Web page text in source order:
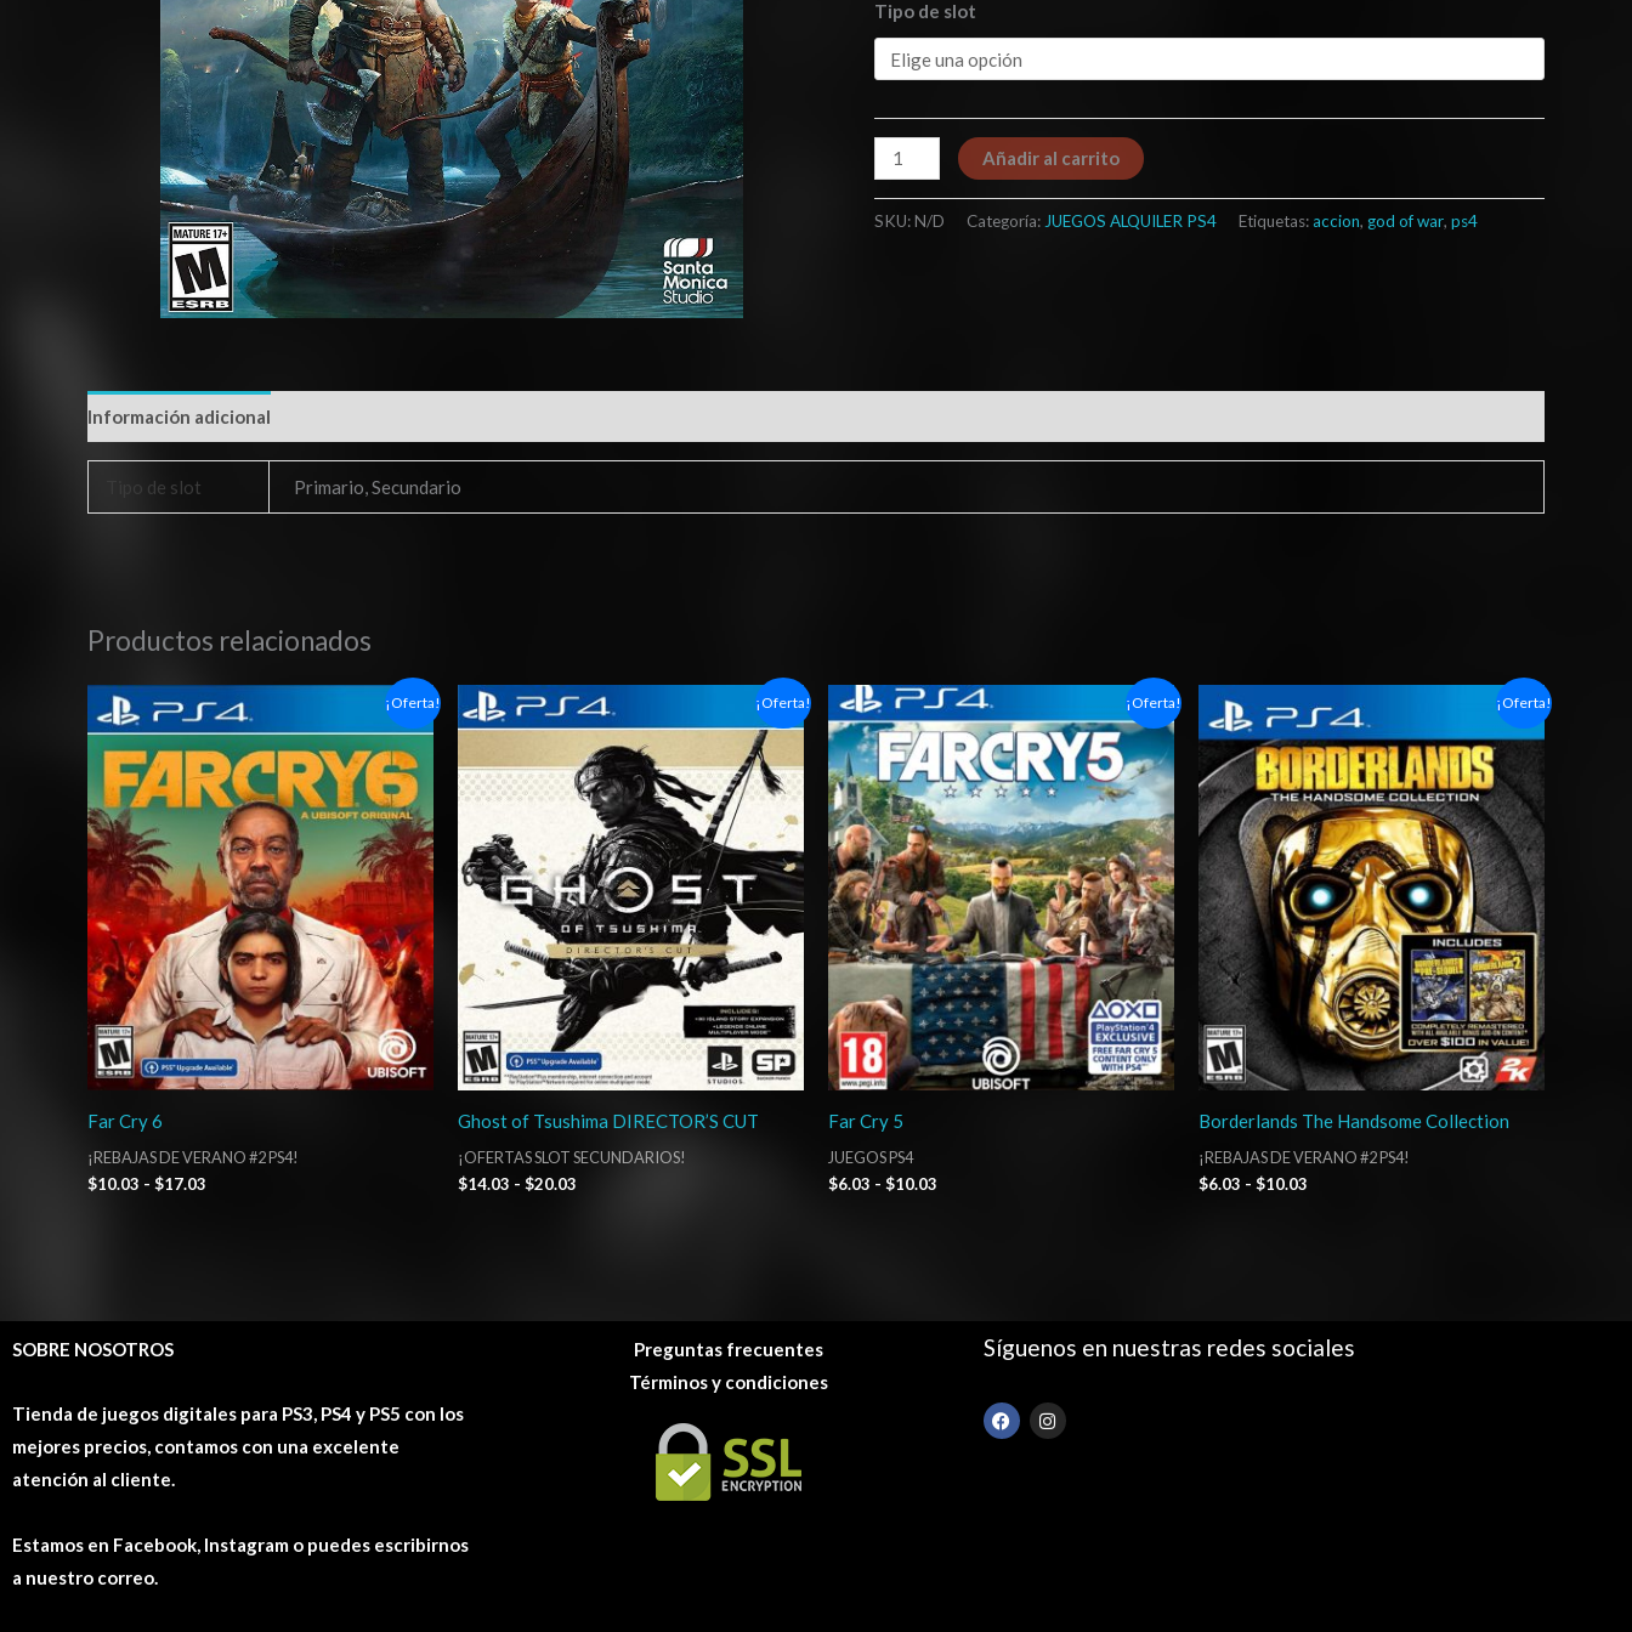
Tipo de slot
Añadir al carrito
SKU:N/D Categoría:JUEGOS ALQUILER PS4 Etiquetas:accion, god of war, ps4
Información adicional
Tipo de slot Primario, Secundario
Productos relacionados
¡Oferta!
Far Cry 6
¡REBAJAS DE VERANO #2 PS4!
$10.03 - $17.03
Rango
de
precios:
desde
$10.03
hasta
$17.03
¡Oferta!
Ghost of Tsushima DIRECTOR’S CUT
¡OFERTAS SLOT SECUNDARIOS!
$14.03 - $20.03
Rango
de
precios:
desde
$14.03
hasta
$20.03
¡Oferta!
Far Cry 5
JUEGOS PS4
$6.03 - $10.03
Rango
de
precios:
desde
$6.03
hasta
$10.03
¡Oferta!
Borderlands The Handsome Collection
¡REBAJAS DE VERANO #2 PS4!
$6.03 - $10.03
de
precios:
desde
$6.03
hasta
$10.03
SOBRE NOSOTROS
Tienda de juegos digitales para PS3, PS4 y PS5 con los
mejores precios, contamos con una excelente
atención al cliente.
Estamos en Facebook, Instagram o puedes escribirnos
a nuestro correo.
Preguntas frecuentes
Términos y condiciones
Síguenos en nuestras redes sociales
F
a
I
n